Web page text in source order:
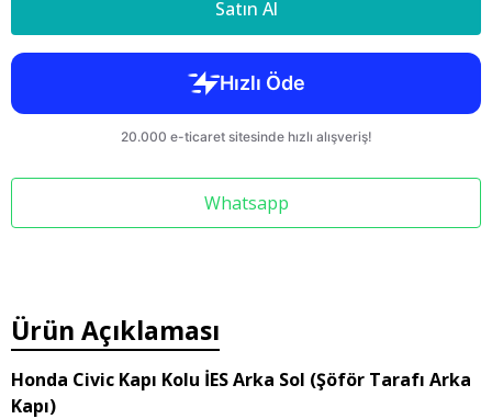
Satın Al
Whatsapp
Ürün Açıklaması
Honda Civic Kapı Kolu İES Arka Sol (Şöför Tarafı Arka
Kapı)